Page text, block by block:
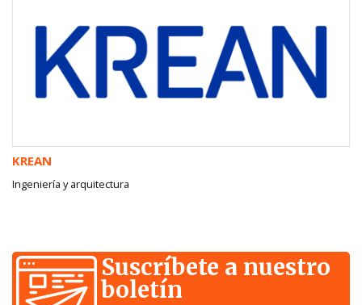
KREAN
Ingeniería y arquitectura
Suscríbete a nuestro
boletín